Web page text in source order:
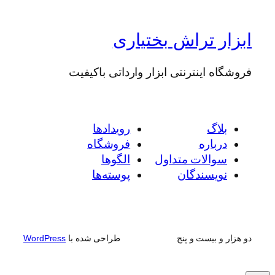
ابزار تراش بختیاری
فروشگاه اینترنتی ابزار وارداتی باکیفیت
بلاگ
درباره
سوالات متداول
نویسندگان
رویدادها
فروشگاه
الگوها
پوسته‌ها
دو هزار و بیست و پنج طراحی شده با WordPress